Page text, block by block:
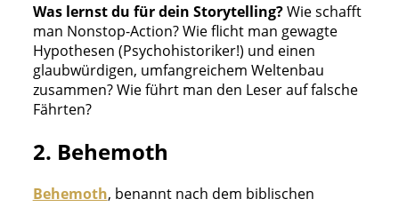
Was lernst du für dein Storytelling?Wie schafft
man Nonstop-Action? Wie flicht man gewagte
Hypothesen (Psychohistoriker!) und einen
glaubwürdigen, umfangreichem Weltenbau
zusammen? Wie führt man den Leser auf falsche
Fährten?
2. Behemoth
Behemoth, benannt nach dem biblischen